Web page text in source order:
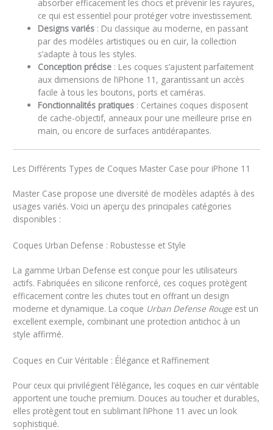
absorber efficacement les chocs et prévenir les rayures,
ce qui est essentiel pour protéger votre investissement.
Designs variés : Du classique au moderne, en passant
par des modèles artistiques ou en cuir, la collection
s’adapte à tous les styles.
Conception précise : Les coques s’ajustent parfaitement
aux dimensions de l’iPhone 11, garantissant un accès
facile à tous les boutons, ports et caméras.
Fonctionnalités pratiques : Certaines coques disposent
de cache-objectif, anneaux pour une meilleure prise en
main, ou encore de surfaces antidérapantes.
Les Différents Types de Coques Master Case pour iPhone 11
Master Case propose une diversité de modèles adaptés à des
usages variés. Voici un aperçu des principales catégories
disponibles :
Coques Urban Defense : Robustesse et Style
La gamme Urban Defense est conçue pour les utilisateurs
actifs. Fabriquées en silicone renforcé, ces coques protègent
efficacement contre les chutes tout en offrant un design
moderne et dynamique. La coque Urban Defense Rouge est un
excellent exemple, combinant une protection antichoc à un
style affirmé.
Coques en Cuir Véritable : Élégance et Raffinement
Pour ceux qui privilégient l’élégance, les coques en cuir véritable
apportent une touche premium. Douces au toucher et durables,
elles protègent tout en sublimant l’iPhone 11 avec un look
sophistiqué.